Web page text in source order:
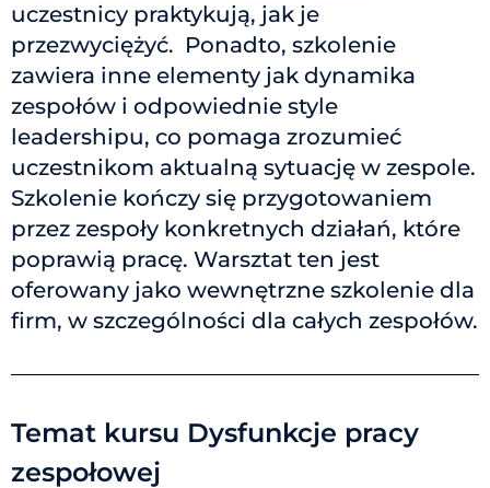
uczestnicy praktykują, jak je
przezwyciężyć. Ponadto, szkolenie
zawiera inne elementy jak dynamika
zespołów i odpowiednie style
leadershipu, co pomaga zrozumieć
uczestnikom aktualną sytuację w zespole.
Szkolenie kończy się przygotowaniem
przez zespoły konkretnych działań, które
poprawią pracę. Warsztat ten jest
oferowany jako wewnętrzne szkolenie dla
firm, w szczególności dla całych zespołów.
Temat kursu Dysfunkcje pracy
zespołowej